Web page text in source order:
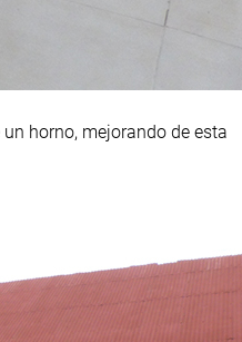
horno, mejorando de esta